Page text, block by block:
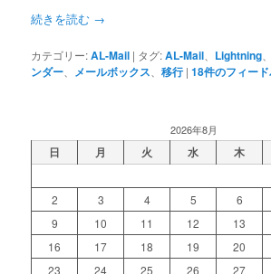
続きを読む →
カテゴリー:AL-Mail | タグ:AL-Mail Lightning
ンダー
メールボックス 、移行 |18件のフィー
2026年8月
日 月 火 水 木
2
3 4 5 6
9
10 11 12 13
16
17 18 19 20
23
24 25 26 27